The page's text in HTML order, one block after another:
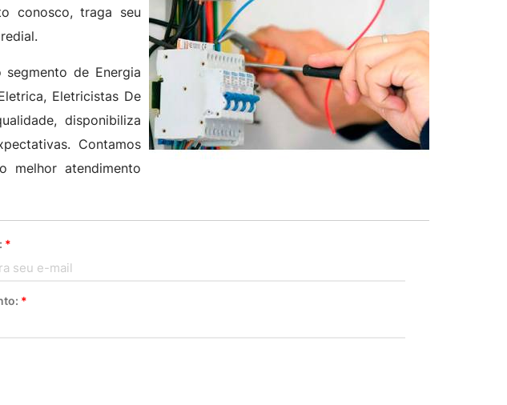
conosco, traga seu
de Energia
Eletricistas De
disponibiliza
Contamos
melhor atendimento
*
*